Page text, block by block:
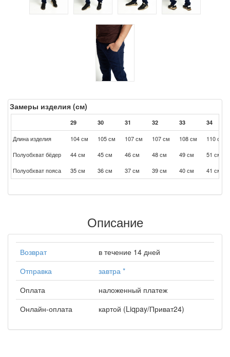
Замеры изделия (см)
29 30 31 32 33 34
Длина изделия 104 см 105 см 107 см 107 см 108 см
110 см
Полуобхват бёдер
44 см 45 см 46 см 48 см 49 см
51 см
Полуобхват пояса
35 см 36 см 37 см 39 см 40 см 41 см
Описание
Возврат
в течение 14 дней
Отправка
завтра *
Оплата
наложенный платеж
Онлайн-оплата
картой (Liqpay/Приват24)